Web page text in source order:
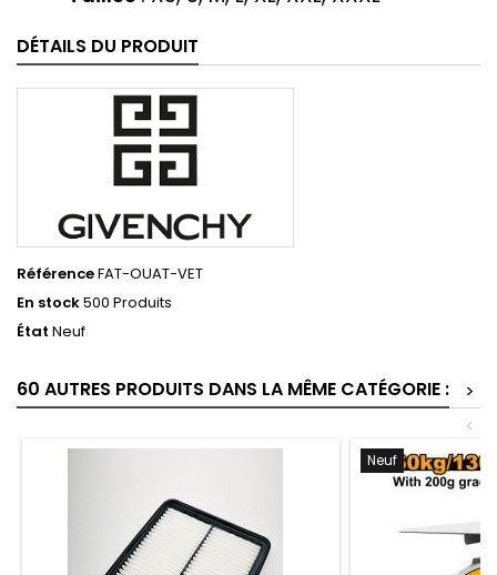
DÉTAILS DU PRODUIT
RéférenceFAT-OUAT-VET
En stock500 Produits
État Neuf
60 AUTRES PRODUITS DANS LA MÊME CATÉGORIE :
>
<
Neuf